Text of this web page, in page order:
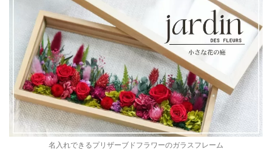
名入れできるプリザーブドフラワーのガラスフレーム